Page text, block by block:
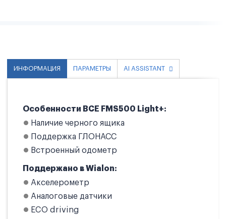
ИНФОРМАЦИЯ ПАРАМЕТРЫ AI ASSISTANT
Особенности BCE FMS500 Light+:
Наличие черного ящика
Поддержка ГЛОНАСС
Встроенный одометр
Поддержано в Wialon:
Акселерометр
Аналоговые датчики
ECO driving